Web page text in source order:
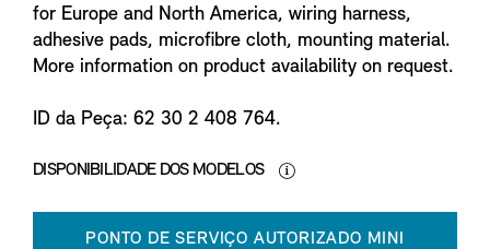
for Europe and North America, wiring harness,
adhesive pads, microfibre cloth, mounting material.
More information on product availability on request.
ID da Peça: 62 30 2 408 764.
DISPONIBILIDADE DOS MODELOS
PONTO DE SERVIÇO AUTORIZADO MINI